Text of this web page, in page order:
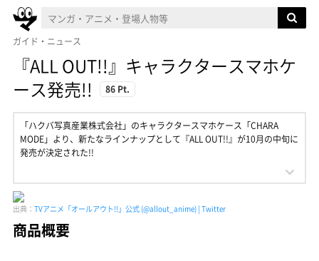
ガイド・ニュース
『ALL OUT!!』キャラクタースマホケ
ース発売!!
86 Pt.
「ハクバ写真産業株式会社」のキャラクタースマホケース「CHARA
MODE」より、新たなラインナップとして『ALL OUT!!』が10月の中旬に
発売が決定された!!
出典： TVアニメ「オールアウト!!」公式 (@allout_anime) | Twitter
商品概要